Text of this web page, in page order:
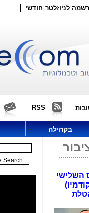
לניוזלטר חודשי
RSS
בקהילה
זה אחר זה תוך 3 חודשים. הקנס השלישי